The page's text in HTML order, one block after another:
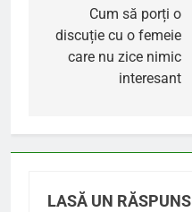
articole
Cum să porți o
discuție cu o femeie
care nu zice nimic
interesant
LASĂ UN RĂSPUNS